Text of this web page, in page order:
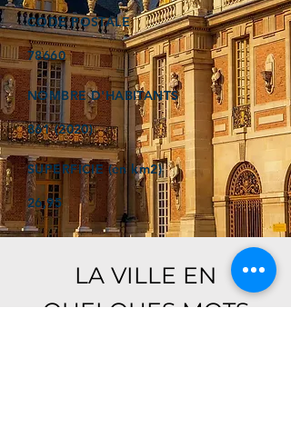
CODE POSTALE
78660
NOMBRE D'HABITANTS
861 (2020)
SUPERFICIE (en km2)
26,95
LA VILLE EN
QUELQUES MOTS